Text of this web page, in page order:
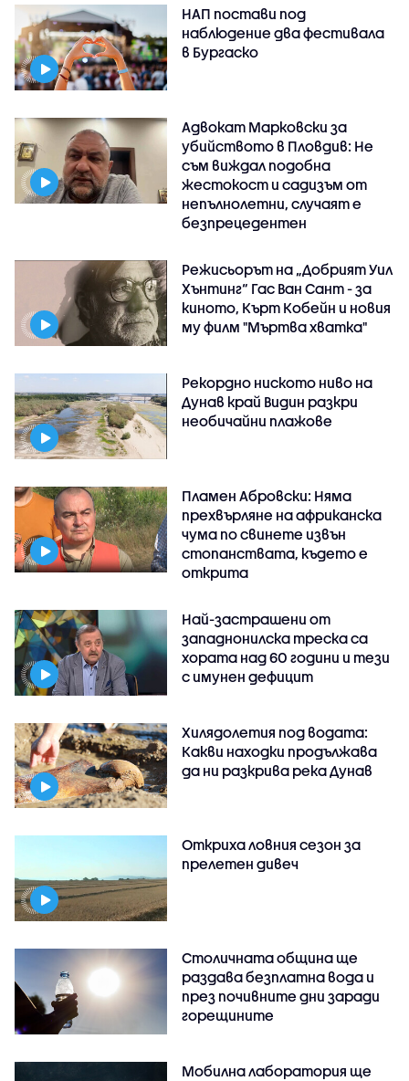
НАП постави под
наблюдение два фестивала
в Бургаско
Адвокат Марковски за
убийството в Пловдив: Не
съм виждал подобна
жестокост и садизъм от
непълнолетни, случаят е
безпрецедентен
Режисьорът на „Добрият Уил
Хънтинг“ Гас Ван Сант - за
киното, Кърт Кобейн и новия
му филм "Мъртва хватка"
Рекордно ниското ниво на
Дунав край Видин разкри
необичайни плажове
Пламен Абровски: Няма
прехвърляне на африканска
чума по свинете извън
стопанствата, където е
открита
Най-застрашени от
западнонилска треска са
хората над 60 години и тези
с имунен дефицит
Хилядолетия под водата:
Какви находки продължава
да ни разкрива река Дунав
Откриха ловния сезон за
прелетен дивеч
Столичната община ще
раздава безплатна вода и
през почивните дни заради
горещините
Мобилна лаборатория ще